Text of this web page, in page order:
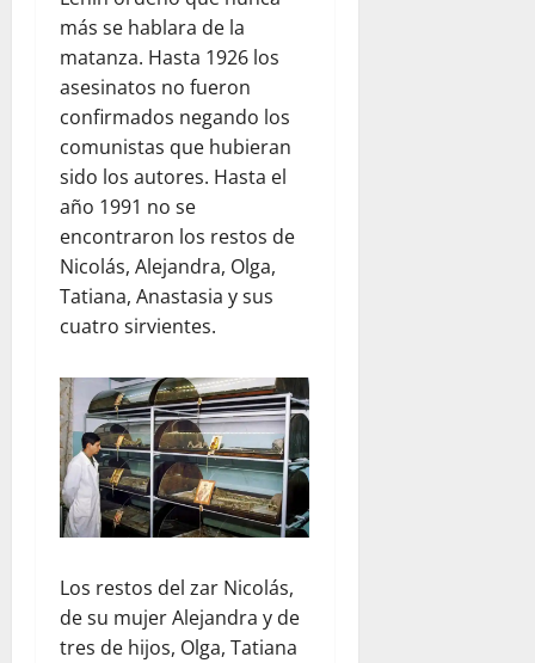
más se hablara de la
matanza. Hasta 1926 los
asesinatos no fueron
confirmados negando los
comunistas que hubieran
sido los autores. Hasta el
año 1991 no se
encontraron los restos de
Nicolás, Alejandra, Olga,
Tatiana, Anastasia y sus
cuatro sirvientes.
Los restos del zar Nicolás,
de su mujer Alejandra y de
tres de hijos, Olga, Tatiana